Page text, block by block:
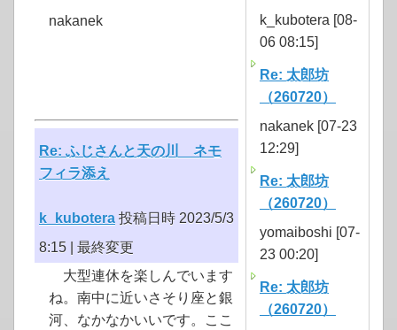
nakanek
Re: ふじさんと天の川 ネモ
フィラ添え
k_kubotera 投稿日時 2023/5/3
8:15 | 最終変更
大型連休を楽しんでいます
ね。南中に近いさそり座と銀
河、なかなかいいです。ここ
k_kubotera [08-
06 08:15]
Re: 太郎坊
（260720）
nakanek [07-23
12:29]
Re: 太郎坊
（260720）
yomaiboshi [07-
23 00:20]
Re: 太郎坊
（260720）